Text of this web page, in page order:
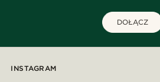
DOŁĄCZ
INSTAGRAM